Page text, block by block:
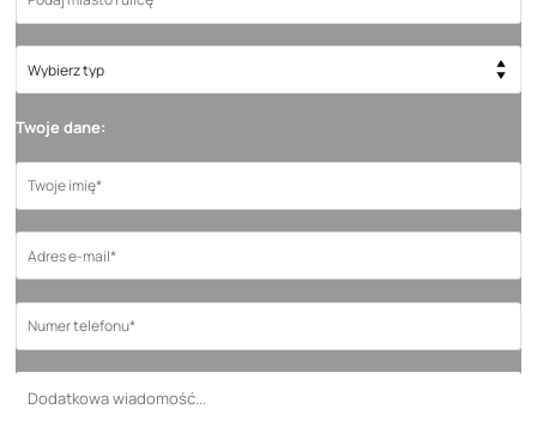
Twoje dane: